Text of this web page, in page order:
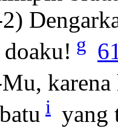
g
i yang